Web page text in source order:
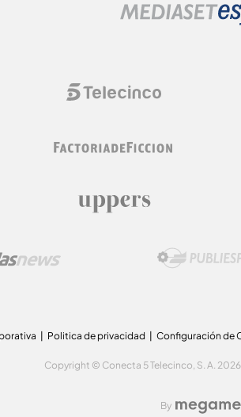
Politica de privacidad Configuración de
Copyright © Conecta 5 Telecinco, S. A.
By